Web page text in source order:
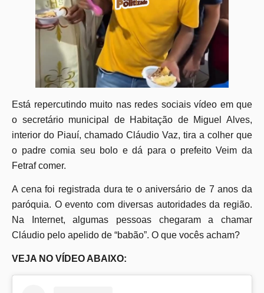
Está repercutindo muito nas redes sociais vídeo em que
o secretário municipal de Habitação de Miguel Alves,
interior do Piauí, chamado Cláudio Vaz, tira a colher que
o padre comia seu bolo e dá para o prefeito Veim da
Fetraf comer.
A cena foi registrada dura te o aniversário de 7 anos da
paróquia. O evento com diversas autoridades da região.
Na Internet, algumas pessoas chegaram a chamar
Cláudio pelo apelido de “babão”. O que vocês acham?
VEJA NO VÍDEO ABAIXO: